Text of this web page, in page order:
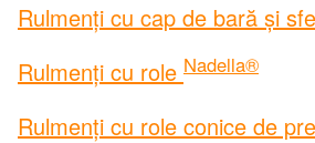
Rulmenți cu cap de bară și
Rulmenți cu role Nadella®
Rulmenți cu role conice de